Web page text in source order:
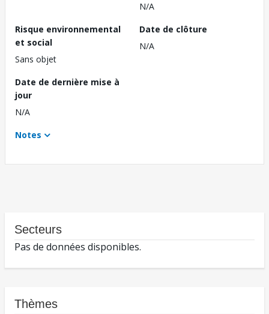
N/A
Risque environnemental
et social
Sans objet
Date de clôture
N/A
Date de dernière mise à
jour
N/A
Notes
Secteurs
Pas de données disponibles.
Thèmes